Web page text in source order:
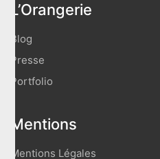
L’Orangerie
Blog
Presse
Portfolio
Mentions
Mentions Légales